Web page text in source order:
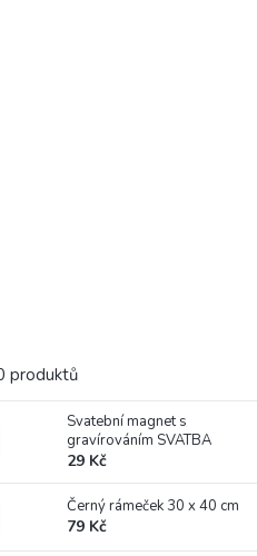
produktů
Svatební magnet s
gravírováním SVATBA
29 Kč
Černý rámeček 30 x 40 cm
79 Kč